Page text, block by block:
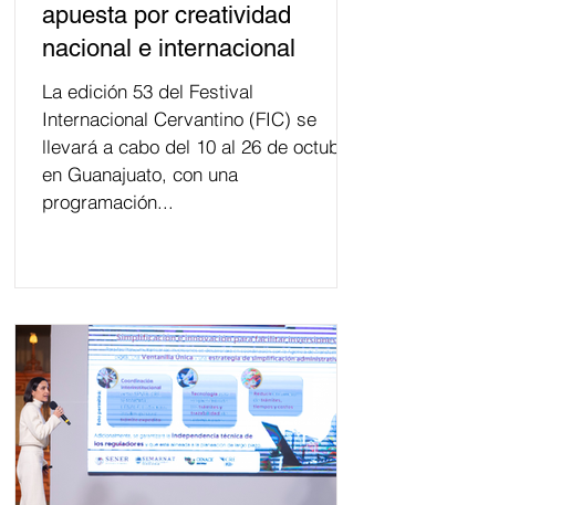
apuesta por creatividad
nacional e internacional
La edición 53 del Festival
Internacional Cervantino (FIC) se
llevará a cabo del 10 al 26 de octubre
en Guanajuato, con una
programación...